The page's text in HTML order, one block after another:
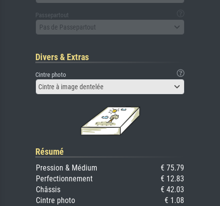
Passepartout
Pas de Passepartout
Divers & Extras
Cintre photo
Cintre à image dentelée
Résumé
Pression & Médium
€ 75.79
Perfectionnement
€ 12.83
Châssis
€ 42.03
Cintre photo
€ 1.08